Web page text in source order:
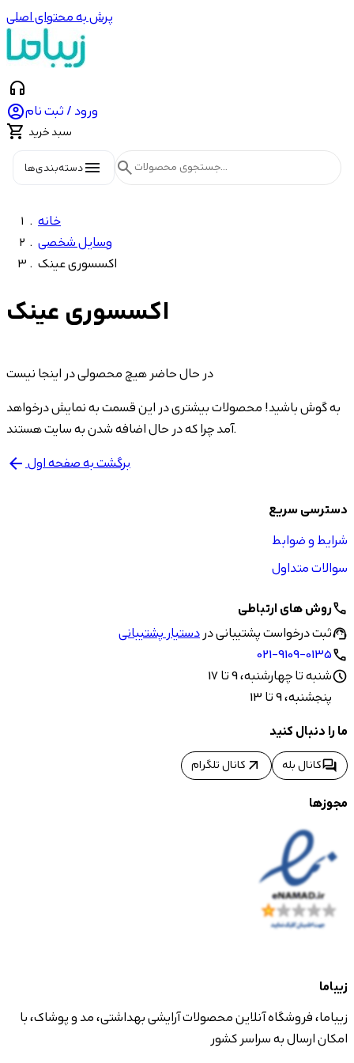
پرش به محتوای اصلی
headphones
ورود / ثبت نام
 سبد خرید
menuدسته‌بندی‌ها search
خانه
وسایل شخصی
اکسسوری عینک
اکسسوری عینک
در حال حاضر هیچ محصولی در اینجا نیست
به گوش باشید! محصولات بیشتری در این قسمت به نمایش درخواهد
آمد چرا که در حال اضافه شدن به سایت هستند.
arrow_back برگشت به صفحه اول
دسترسی سریع
شرایط و ضوابط
سوالات متداول
callروش های ارتباطی
support_agentثبت درخواست پشتیبانی دردستیار پشتیبانی
call
021-9109-0135
scheduleشنبه تا چهارشنبه، 9 تا 17
پنجشنبه، 9 تا 13
ما را دنبال کنید
forumکانال بله arrow_outward کانال تلگرام
مجوزها
زیباما
زیباما، فروشگاه آنلاین محصولات آرایشی بهداشتی، مد و پوشاک، با
امکان ارسال به سراسر کشور